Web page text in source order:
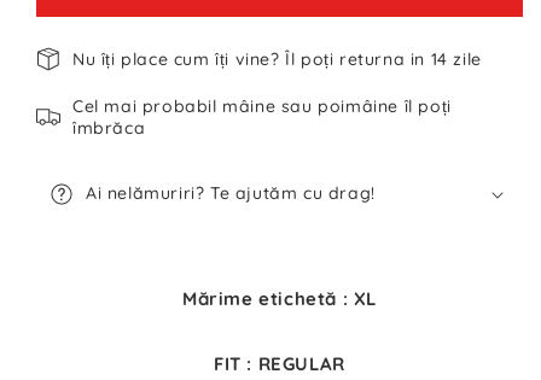
Hanorac
Street
Vintage
Din
1987
Hanorac
Street
Vintage
1987
Nu îți place cum îți vine? Îl poți returna in 14 zile
Cel mai probabil mâine sau poimâine îl poți
îmbrăca
Ai nelămuriri? Te ajutăm cu drag!
Mărime etichetă : XL
FIT : REGULAR